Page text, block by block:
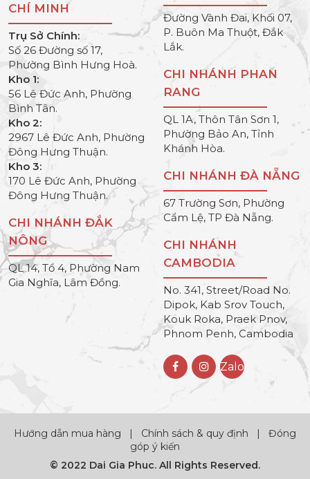
CHÍ MINH
Trụ Sở Chính:
Số 26 Đường số 17,
Phường Bình Hưng Hoà.
Kho 1:
56 Lê Đức Anh, Phường
Bình Tân.
Kho 2:
2967 Lê Đức Anh, Phường
Đông Hưng Thuận.
Kho 3:
170 Lê Đức Anh, Phường
Đông Hưng Thuận.
CHI NHÁNH ĐẮK
NÔNG
QL 14, Tổ 4, Phường Nam
Gia Nghĩa, Lâm Đồng.
Đường Vành Đai, Khối 07,
P. Buôn Ma Thuột, Đắk
Lắk.
CHI NHÁNH PHAN
RANG
QL 1A, Thôn Tân Sơn 1,
Phường Bảo An, Tỉnh
Khánh Hòa.
CHI NHÁNH ĐÀ NẴNG
67 Trường Sơn, Phường
Cẩm Lệ, TP Đà Nẵng.
CHI NHÁNH
CAMBODIA
No. 341, Street/Road No.
Dipok, Kab Srov Touch,
Kouk Roka, Praek Pnov,
Phnom Penh, Cambodia
Zalo
Hướng dẫn mua hàng | Chính sách & quy định | Đóng
góp ý kiến
© 2022 Dai Gia Phuc. All Rights Reserved.